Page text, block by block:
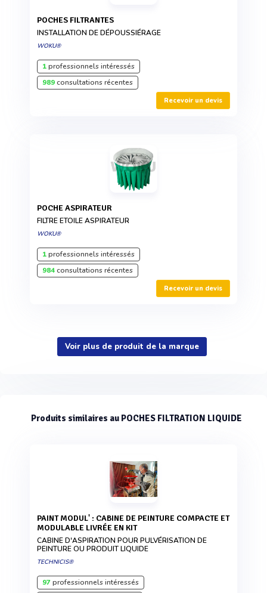
POCHES FILTRANTES
INSTALLATION DE DÉPOUSSIÉRAGE
WOKU®
1professionnels intéressés
989consultations récentes
Recevoir un devis
POCHE ASPIRATEUR
FILTRE ETOILE ASPIRATEUR
WOKU®
1professionnels intéressés
984consultations récentes
Recevoir un devis
Voir plus de produit de la marque
Produits similaires au POCHES FILTRATION LIQUIDE
PAINT MODUL' : CABINE DE PEINTURE COMPACTE ET
MODULABLE LIVRÉE EN KIT
CABINE D'ASPIRATION POUR PULVÉRISATION DE
PEINTURE OU PRODUIT LIQUIDE
TECHNICIS®
97professionnels intéressés